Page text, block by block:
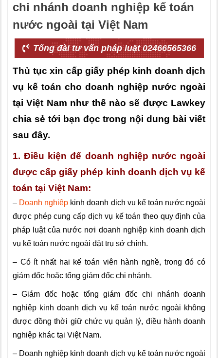
chi nhánh doanh nghiệp kế toán
nước ngoài tại Việt Nam
Tổng đài tư vấn pháp luật 02466565366
Thủ tục xin cấp giấy phép kinh doanh dịch
vụ kế toán cho doanh nghiệp nước ngoài
tại Việt Nam như thế nào sẽ được Lawkey
chia sẻ tới bạn đọc trong nội dung bài viết
sau đây.
1. Điều kiện để doanh nghiệp nước ngoài
được cấp giấy phép kinh doanh dịch vụ kế
toán tại Việt Nam:
– Doanh nghiệp kinh doanh dịch vụ kế toán nước ngoài
được phép cung cấp dịch vụ kế toán theo quy định của
pháp luật của nước nơi doanh nghiệp kinh doanh dịch
vụ kế toán nước ngoài đặt trụ sở chính.
– Có ít nhất hai kế toán viên hành nghề, trong đó có
giám đốc hoặc tổng giám đốc chi nhánh.
– Giám đốc hoặc tổng giám đốc chi nhánh doanh
nghiệp kinh doanh dịch vụ kế toán nước ngoài không
được đồng thời giữ chức vụ quản lý, điều hành doanh
nghiệp khác tại Việt Nam.
– Doanh nghiệp kinh doanh dịch vụ kế toán nước ngoài